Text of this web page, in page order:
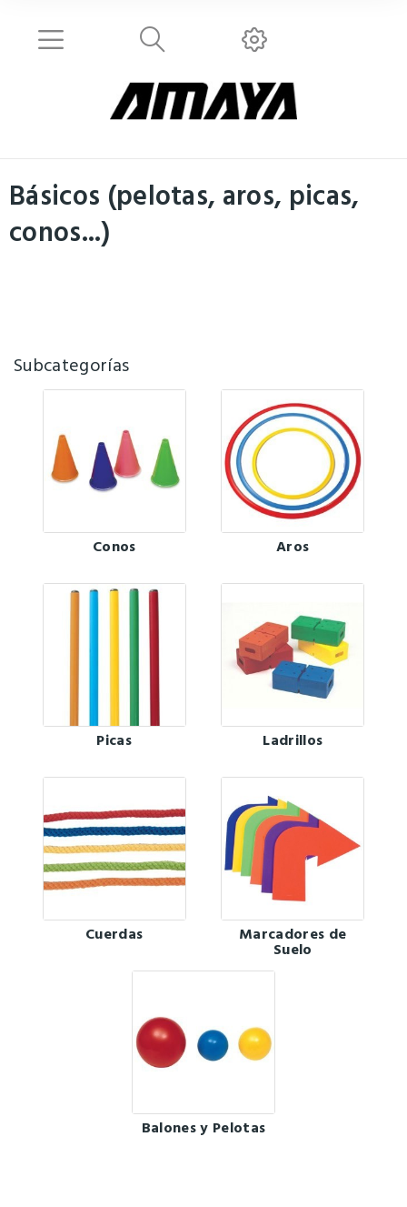
Básicos (pelotas, aros, picas,
conos...)
Subcategorías
Conos Aros
Picas Ladrillos
Cuerdas Marcadores de
Suelo
Balones y Pelotas